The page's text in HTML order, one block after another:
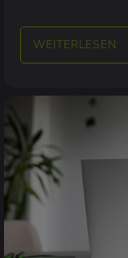
WEITERLESEN